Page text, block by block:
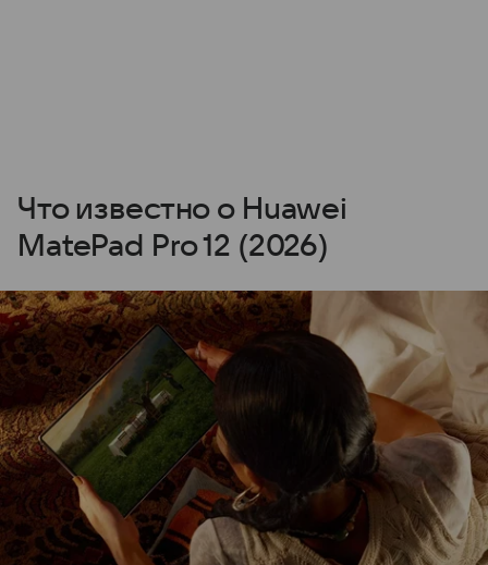
Что известно о Huawei
MatePad Pro 12 (2026)